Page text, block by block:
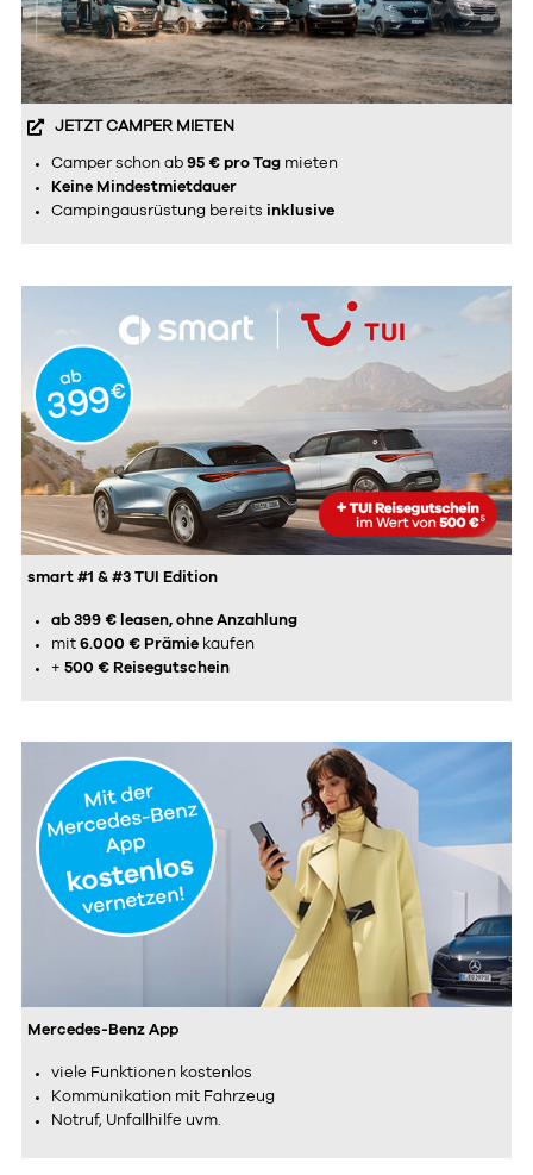
JETZT CAMPER MIETEN
Camper schon ab 95 € pro Tag mieten
Keine Mindestmietdauer
Campingausrüstung bereits inklusive
smart #1 & #3 TUI Edition
ab 399 € leasen, ohne Anzahlung
mit 6.000 € Prämie kaufen
+ 500 € Reisegutschein
Mercedes-Benz App
viele Funktionen kostenlos
Kommunikation mit Fahrzeug
Notruf, Unfallhilfe uvm.